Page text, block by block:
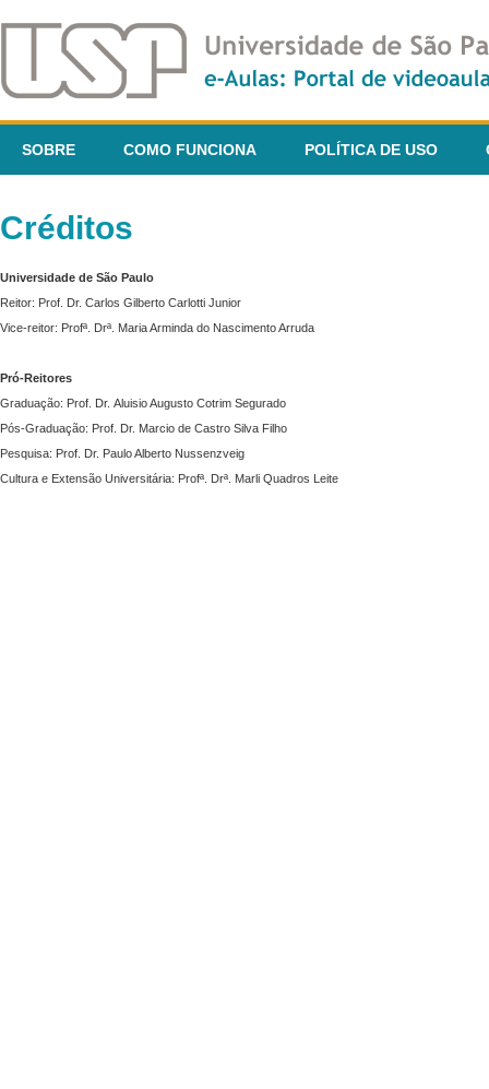
SOBRE COMO FUNCIONA POLÍTICA DE USO
Créditos
Universidade de São Paulo
Reitor: Prof. Dr. Carlos Gilberto Carlotti Junior
Vice-reitor: Profª. Drª. Maria Arminda do Nascimento Arruda
Pró-Reitores
Graduação: Prof. Dr. Aluisio Augusto Cotrim Segurado
Pós-Graduação: Prof. Dr. Marcio de Castro Silva Filho
Pesquisa: Prof. Dr. Paulo Alberto Nussenzveig
Cultura e Extensão Universitária: Profª. Drª. Marli Quadros Leite